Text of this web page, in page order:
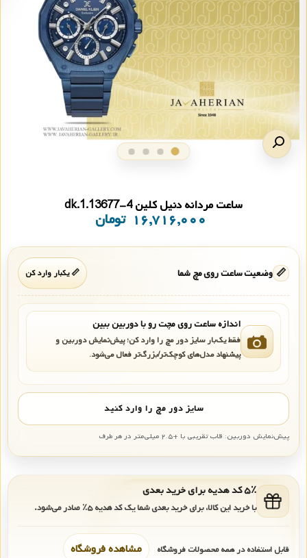
ساعت مردانه دنیل کلین dk.1.13677-4
۱۶,۷۱۶,۰۰۰ تومان
📏 وضعیت ساعت روی مچ شما 📏 یکبار وارد کن
اندازه ساعت روی مچت رو با دوربین ببین
فقط یک‌بار سایز دور مچ را وارد کن؛ پیش‌نمایش دوربین و
پیشنهاد مدل‌های کوچک‌تر/بزرگ‌تر فعال می‌شود.
سایز دور مچ را وارد کنید
پیش‌نمایش دوربین: قاب تقریبی با +۲.۵ میلی‌متر در هر طرف
۵٪ کد هدیه برای خرید بعدی
با خرید این کالا، برای خرید بعدی شما یک کد هدیه۵٪ صادر می‌شود.
قابل استفاده در همه محصولات فروشگاه مشاهده فروشگاه